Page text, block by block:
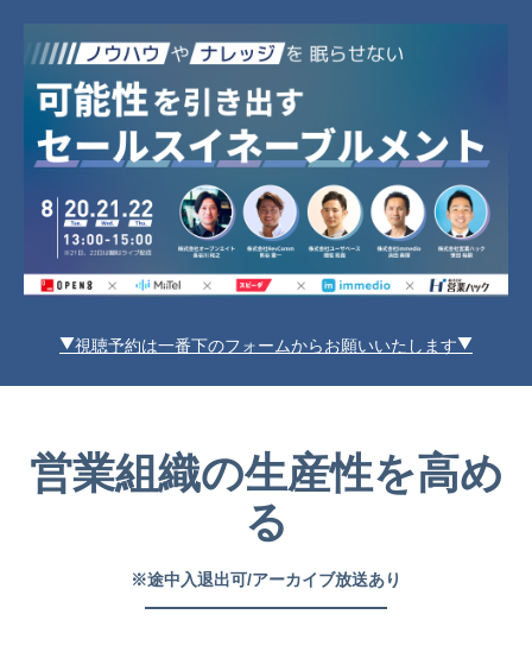
▼視聴予約は一番下のフォームからお願いいたします▼
営業組織の生産性を高め
る
※途中入退出可/アーカイブ放送あり